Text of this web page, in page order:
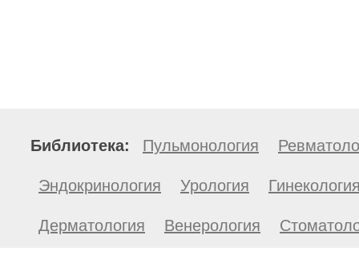
Библиотека: Пульмонология
Эндокринология Урология
Дерматология Венерология